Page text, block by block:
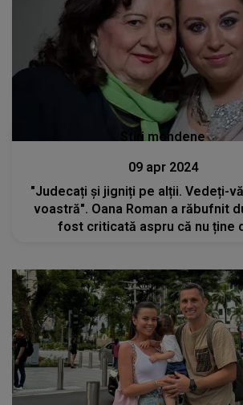
Stiri mondene
09 apr 2024
"Judecați și jigniți pe alții. Vedeți-
voastră". Oana Roman a răbufnit
fost criticată aspru că nu ține